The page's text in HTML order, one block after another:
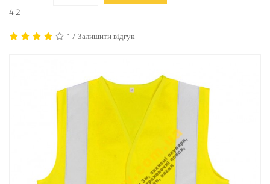
42
1 / Залишити відгук